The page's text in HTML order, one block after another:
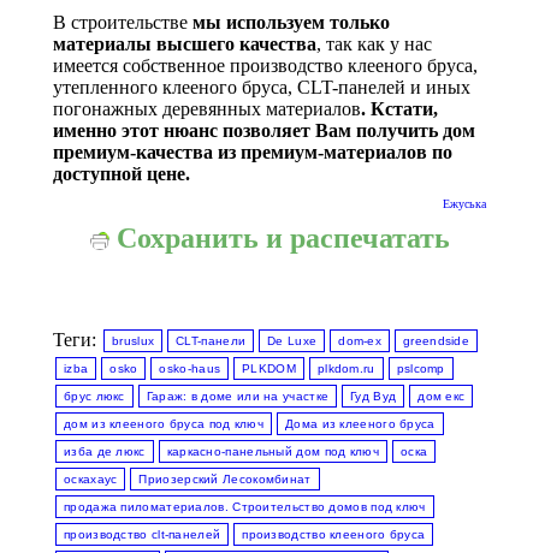
В строительстве мы используем только
материалы высшего качества, так как у нас
имеется собственное производство клееного бруса,
утепленного клееного бруса, CLT-панелей и иных
погонажных деревянных материалов. Кстати,
именно этот нюанс позволяет Вам получить дом
премиум-качества из премиум-материалов по
доступной цене.
Ежуська
Сохранить и распечатать
Теги: bruslux CLT-панели De Luxe dom-ex greendside
izba osko osko-haus PLKDOM plkdom.ru pslcomp
брус люкс Гараж: в доме или на участке Гуд Вуд дом екс
дом из клееного бруса под ключ Дома из клееного бруса
изба де люкс каркасно-панельный дом под ключ оска
оскахаус Приозерский Лесокомбинат
продажа пиломатериалов. Строительство домов под ключ
производство clt-панелей производство клееного бруса